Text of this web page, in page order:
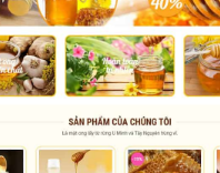
4379